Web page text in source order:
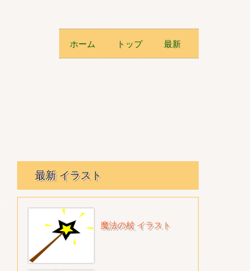
ホーム トップ 最新
最新 イラスト
魔法の杖 イラスト